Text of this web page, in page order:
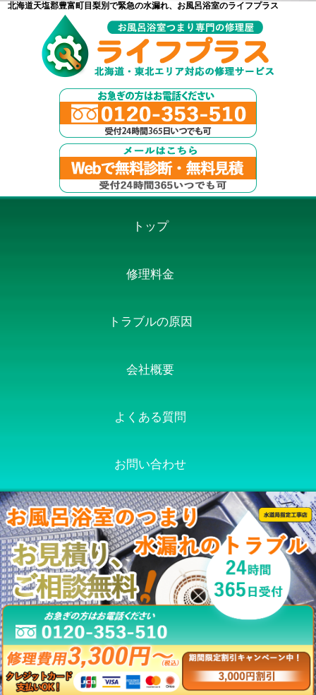
北海道天塩郡豊富町目梨別で緊急の水漏れ、お風呂浴室のライフプラス
トップ
修理料金
トラブルの原因
会社概要
よくある質問
お問い合わせ